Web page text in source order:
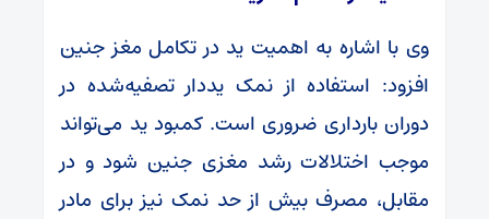
وی با اشاره به اهمیت ید در تکامل مغز جنین
افزود: استفاده از نمک یددار تصفیه‌شده در
دوران بارداری ضروری است. کمبود ید می‌تواند
موجب اختلالات رشد مغزی جنین شود و در
مقابل، مصرف بیش از حد نمک نیز برای مادر